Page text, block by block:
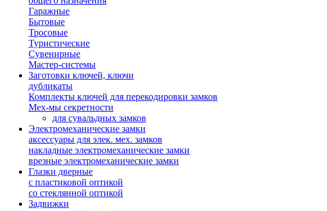
Гаражные
Бытовые
Тросовые
Туристические
Сувенирные
Мастер-системы
Заготовки ключей, ключи
дубликаты
Комплекты ключей для перекодировки замков
Мех-мы секретности
для сувальдных замков
Электромеханические замки
аксессуары для элек. мех. замков
накладные электромеханические замки
врезные электромеханические замки
Глазки дверные
с пластиковой оптикой
со стеклянной оптикой
Задвижки